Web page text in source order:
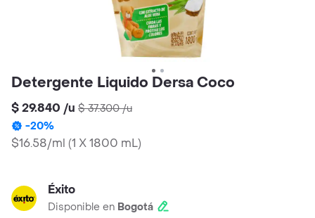
Detergente Liquido Dersa Coco
$ 29.840 /u $ 37.300/u
-20%
$16.58/ml (1 X 1800 mL)
Éxito
Disponible en Bogotá